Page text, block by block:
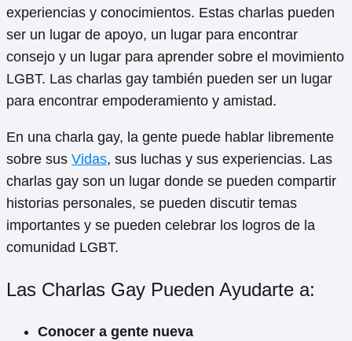
experiencias y conocimientos. Estas charlas pueden
ser un lugar de apoyo, un lugar para encontrar
consejo y un lugar para aprender sobre el movimiento
LGBT. Las charlas gay también pueden ser un lugar
para encontrar empoderamiento y amistad.
En una charla gay, la gente puede hablar libremente
sobre sus Vidas, sus luchas y sus experiencias. Las
charlas gay son un lugar donde se pueden compartir
historias personales, se pueden discutir temas
importantes y se pueden celebrar los logros de la
comunidad LGBT.
Las Charlas Gay Pueden Ayudarte a:
Conocer a gente nueva